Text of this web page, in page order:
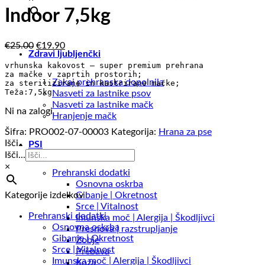
Zdravi ljubljenčki
Zakaj prehranska dopolnila
Nasveti za lastnike psov
Nasveti za lastnike mačk
Hranjenje mačk
PSI
Prehranski dodatki
Osnovna oskrba
Gibanje | Okretnost
Srce | Vitalnost
Imunska moč | Alergija | Škodljivci
Presnova | razstrupljanje
Zobje
Prebava
Koža
Indoor 7,5kg
€25.00 Izvirna
cena
je
bila:
€25.00.
€19.90Trenutna
cena
je:
€19.90.
Teža:7,5kg
Ni na zalogi
Šifra: PRO002-07-00003 Kategorija: Hrana za pse
Išči..
Išči...
×
Kategorije izdelkov
Prehranski dodatki
Osnovna oskrba
Gibanje | Okretnost
Srce | Vitalnost
Imunska moč | Alergija | Škodljivci